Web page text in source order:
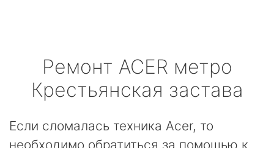
Ремонт ACER метро
Крестьянская застава
Если сломалась техника Acer, то
необходимо обратиться за помощью к